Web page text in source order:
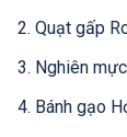
2. Quạt gấp
3. Nghiên
4. Bánh gạo